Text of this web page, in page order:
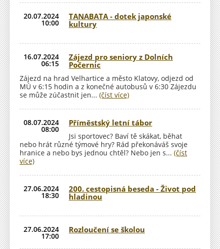
20.07.2024
10:00
TANABATA - dotek japonské
kultury
16.07.2024
06:15
Zájezd pro seniory z Dolních
Počernic
Zájezd na hrad Velhartice a město Klatovy, odjezd od
MÚ v 6:15 hodin a z konečné autobusů v 6:30 Zájezdu
se může zúčastnit jen... (číst více)
08.07.2024
08:00
Příměstský letní tábor
Jsi sportovec? Baví tě skákat, běhat
nebo hrát různé týmové hry? Rád překonáváš svoje
hranice a nebo bys jednou chtěl? Nebo jen s... (číst
více)
27.06.2024
18:30
200. cestopisná beseda - Život pod
hladinou
27.06.2024
17:00
Rozloučení se školou